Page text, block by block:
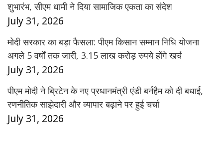
शुभारंभ, सीएम धामी ने दिया सामाजिक एकता का संदेश
July 31, 2026
मोदी सरकार का बड़ा फैसला: पीएम किसान सम्मान निधि योजना
अगले 5 वर्षों तक जारी, 3.15 लाख करोड़ रुपये होंगे खर्च
July 31, 2026
पीएम मोदी ने ब्रिटेन के नए प्रधानमंत्री एंडी बर्नहैम को दी बधाई,
रणनीतिक साझेदारी और व्यापार बढ़ाने पर हुई चर्चा
July 31, 2026